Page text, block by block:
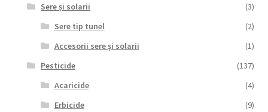
Sere și solarii
(3)
Sere tip tunel
(2)
Accesorii sere și solarii
(1)
Pesticide
(137)
Acaricide
(4)
Erbicide
(9)